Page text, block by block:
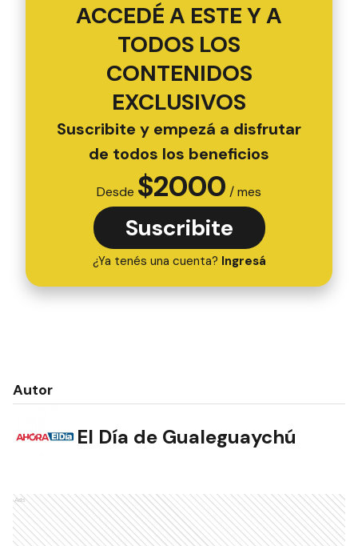
ACCEDÉ A ESTE Y A
TODOS LOS
CONTENIDOS
EXCLUSIVOS
Suscribite y empezá a disfrutar
de todos los beneficios
Desde $2000 / mes
Suscribite
¿Ya tenés una cuenta? Ingresá
Autor
El Día de Gualeguaychú
Ads